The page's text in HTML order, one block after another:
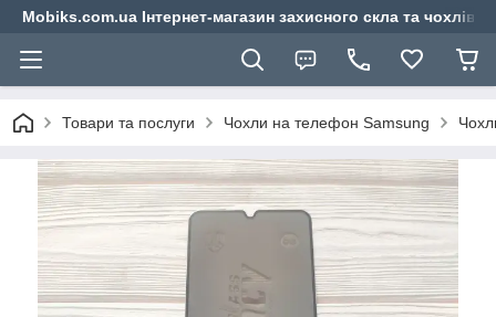
Mobiks.com.ua Інтернет-магазин захисного скла та чохлів
Товари та послуги Чохли на телефон Samsung